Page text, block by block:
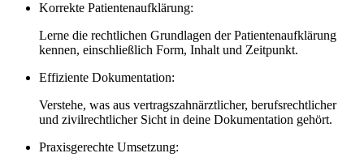
Korrekte Patientenaufklärung:
Lerne die rechtlichen Grundlagen der Patientenaufklärung
kennen, einschließlich Form, Inhalt und Zeitpunkt.
Effiziente Dokumentation:
Verstehe, was aus vertragszahnärztlicher, berufsrechtlicher
und zivilrechtlicher Sicht in deine Dokumentation gehört.
Praxisgerechte Umsetzung: